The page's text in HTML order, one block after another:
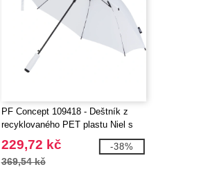
PF Concept 109418 - Deštník z
recyklovaného PET plastu Niel s
automatickým otevíráním, 23”
229,72 kč
369,54 kč
-38%